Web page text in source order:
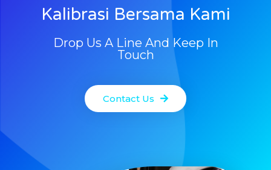
Kalibrasi Bersama Kami
Drop Us A Line And Keep In
Touch
Contact Us